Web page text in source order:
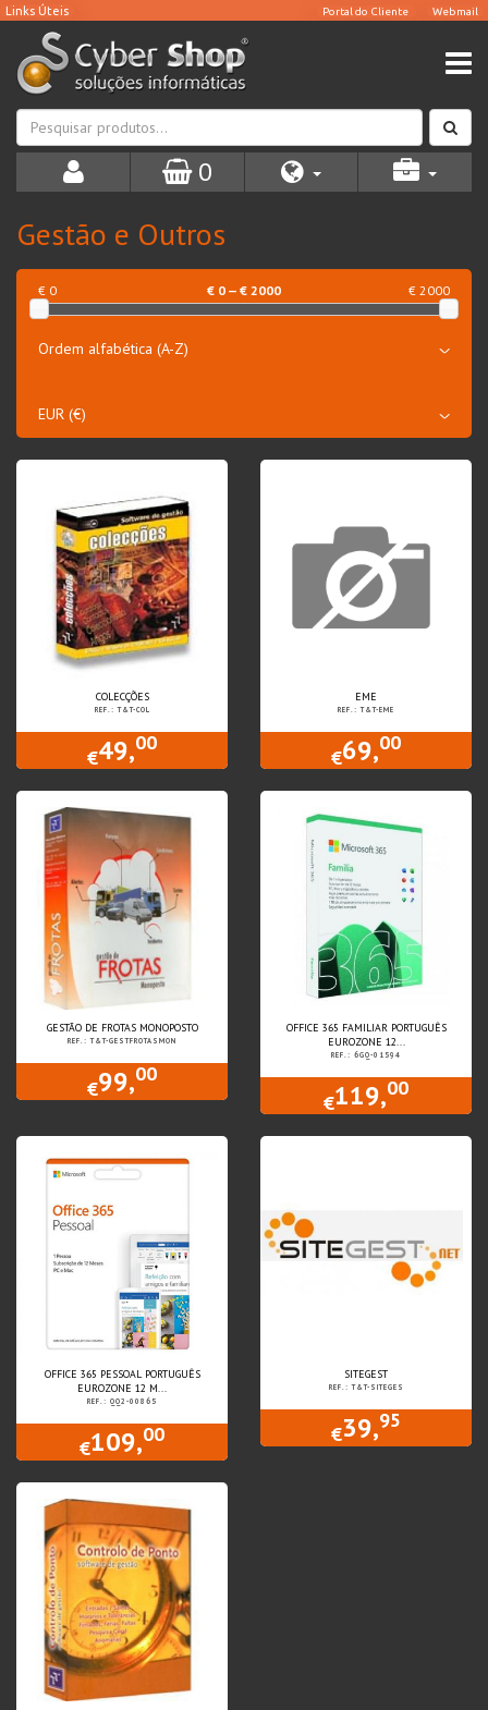
0
Gestão e Outros
€ 0 € 2000
€ 0 — € 2000
COLECÇÕES
REF.: T&T-COL
€49,00
EME
REF.: T&T-EME
€69,00
GESTÃO DE FROTAS MONOPOSTO
REF.: T&T-GESTFROTASMON
€99,00
OFFICE 365 FAMILIAR PORTUGUÊS
EUROZONE 12...
REF.: 6GQ-01594
€119,00
OFFICE 365 PESSOAL PORTUGUÊS
EUROZONE 12 M...
REF.: QQ2-00865
€109,00
SITEGEST
REF.: T&T-SITEGES
€39,95